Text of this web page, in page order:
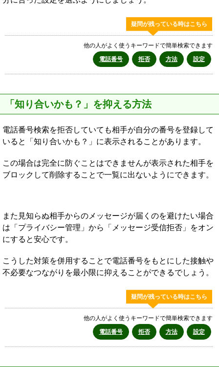
疑問が残っている時はこちら
他の人がよく使うキーワードで簡単検索できます
電話番号
拒否 方法 設定
「知り合いかも？」を抑える方法
電話番号検索を拒否していても相手が自分の番号を登録して
いると「知り合いかも？」に表示されることがあります。
この場合は完全に防ぐことはできませんが表示された相手を
ブロックして削除することで一覧に出ないようにできます。
また見知らぬ相手からのメッセージが届くのを避けたい場合
は「プライバシー管理」から「メッセージ受信拒否」をオン
にすると安心です。
こうした対策を併用することで電話番号をもとにした接触や
不必要なつながりを最小限に抑えることができるでしょう。
疑問が残っている時はこちら
他の人がよく使うキーワードで簡単検索できます
電話番号
拒否 方法 設定